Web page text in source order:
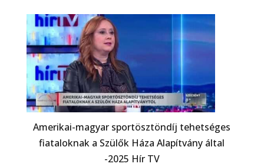
Amerikai-magyar sportösztöndíj tehetséges
fiataloknak a Szülők Háza Alapítvány által
-2025 Hír TV